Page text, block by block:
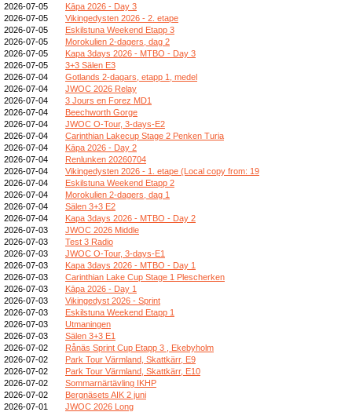
2026-07-05
Kāpa 2026 - Day 3
2026-07-05
Vikingedysten 2026 - 2. etape
2026-07-05
Eskilstuna Weekend Etapp 3
2026-07-05
Morokulien 2-dagers, dag 2
2026-07-05
Kapa 3days 2026 - MTBO - Day 3
2026-07-05
3+3 Sälen E3
2026-07-04
Gotlands 2-dagars, etapp 1, medel
2026-07-04
JWOC 2026 Relay
2026-07-04
3 Jours en Forez MD1
2026-07-04
Beechworth Gorge
2026-07-04
JWOC O-Tour, 3-days-E2
2026-07-04
Carinthian Lakecup Stage 2 Penken Turia
2026-07-04
Kāpa 2026 - Day 2
2026-07-04
Renlunken 20260704
2026-07-04
Vikingedysten 2026 - 1. etape (Local copy from: 19
2026-07-04
Eskilstuna Weekend Etapp 2
2026-07-04
Morokulien 2-dagers, dag 1
2026-07-04
Sälen 3+3 E2
2026-07-04
Kapa 3days 2026 - MTBO - Day 2
2026-07-03
JWOC 2026 Middle
2026-07-03
Test 3 Radio
2026-07-03
JWOC O-Tour, 3-days-E1
2026-07-03
Kapa 3days 2026 - MTBO - Day 1
2026-07-03
Carinthian Lake Cup Stage 1 Plescherken
2026-07-03
Kāpa 2026 - Day 1
2026-07-03
Vikingedyst 2026 - Sprint
2026-07-03
Eskilstuna Weekend Etapp 1
2026-07-03
Utmaningen
2026-07-03
Sälen 3+3 E1
2026-07-02
Rånäs Sprint Cup Etapp 3 , Ekebyholm
2026-07-02
Park Tour Värmland, Skattkärr, E9
2026-07-02
Park Tour Värmland, Skattkärr, E10
2026-07-02
Sommarnärtävling IKHP
2026-07-02
Bergnäsets AIK 2 juni
2026-07-01
JWOC 2026 Long